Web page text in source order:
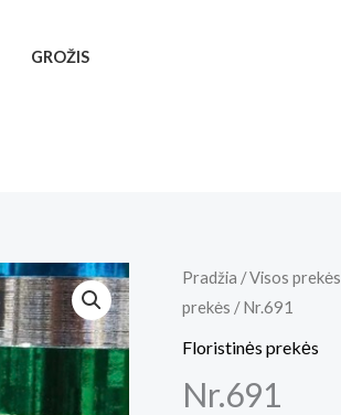
GROŽIS
Pradžia /Visos prekės
prekės / Nr.691
Floristinės prekės
Nr.691